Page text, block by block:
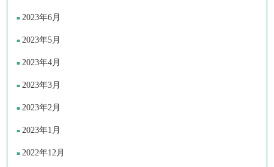
2023年6月
2023年5月
2023年4月
2023年3月
2023年2月
2023年1月
2022年12月